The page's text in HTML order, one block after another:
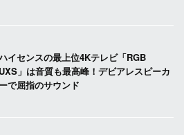
イセンスの最上位4Kテレビ「RGB
UXS」は音質も最高峰！デビアレスピーカ
ーで屈指のサウンド